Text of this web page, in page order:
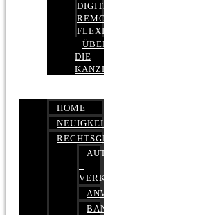
DIGITAL,
REMOTE,
FLEXIBEL
ÜBER
DIE
KANZLEI
HOME
NEUIGKEITEN
RECHTSGEBIETE
AUTOBETRUG
–
VERKEHRSRECHT
ANWALTSHAFTUNGSRECHT
BANK-